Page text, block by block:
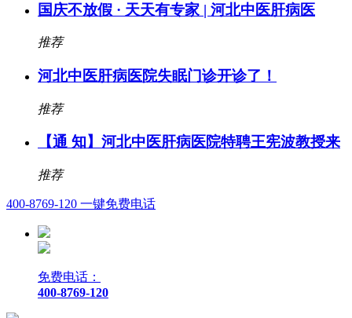
国庆不放假 · 天天有专家 | 河北中医肝病医
推荐
河北中医肝病医院失眠门诊开诊了！
推荐
【通 知】河北中医肝病医院特聘王宪波教授来
推荐
400-8769-120 一键免费电话
免费电话：
400-8769-120